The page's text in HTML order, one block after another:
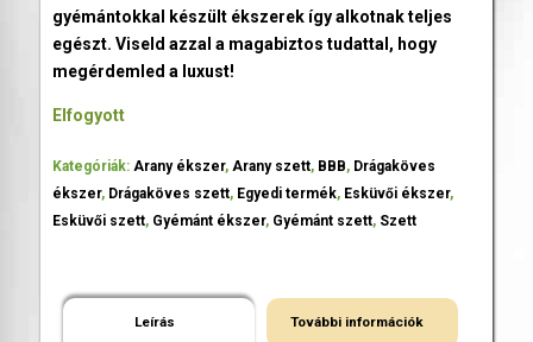
gyémántokkal készült ékszerek így alkotnak teljes
egészt. Viseld azzal a magabiztos tudattal, hogy
megérdemled a luxust!
Elfogyott
Kategóriák: Arany ékszer, Arany szett, BBB, Drágaköves
ékszer, Drágaköves szett, Egyedi termék, Esküvői ékszer,
Esküvői szett, Gyémánt ékszer, Gyémánt szett, Szett
Leírás További információk